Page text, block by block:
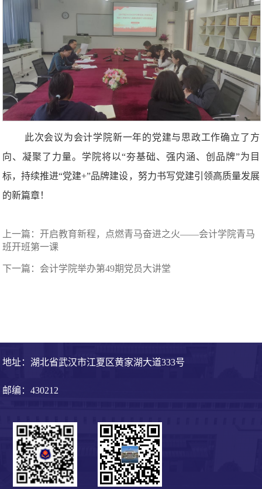
此次会议为会计学院新一年的党建与思政工作确立了方
向、凝聚了力量。学院将以“夯基础、强内涵、创品牌”为目
标，持续推进“党建+”品牌建设，努力书写党建引领高质量发展
的新篇章！
上一篇：开启教育新程，点燃青马奋进之火——会计学院青马
班开班第一课
下一篇： 会计学院举办第49期党员大讲堂
地址：湖北省武汉市江夏区黄家湖大道333号
邮编：430212